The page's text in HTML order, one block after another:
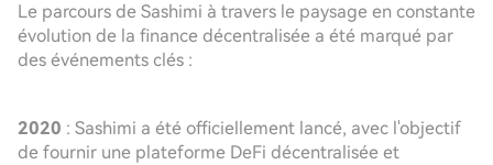
Le parcours de Sashimi à travers le paysage en constante
évolution de la finance décentralisée a été marqué par
des événements clés :
2020 : Sashimi a été officiellement lancé, avec l'objectif
de fournir une plateforme DeFi décentralisée et